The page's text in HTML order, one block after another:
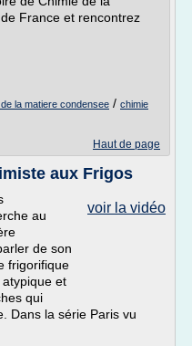
France et rencontrez
la matiere condensee / chimie
Haut de page
aux Frigos
voir la vidéo
au
de son
frigorifique
et
qui
Dans la série Paris vu